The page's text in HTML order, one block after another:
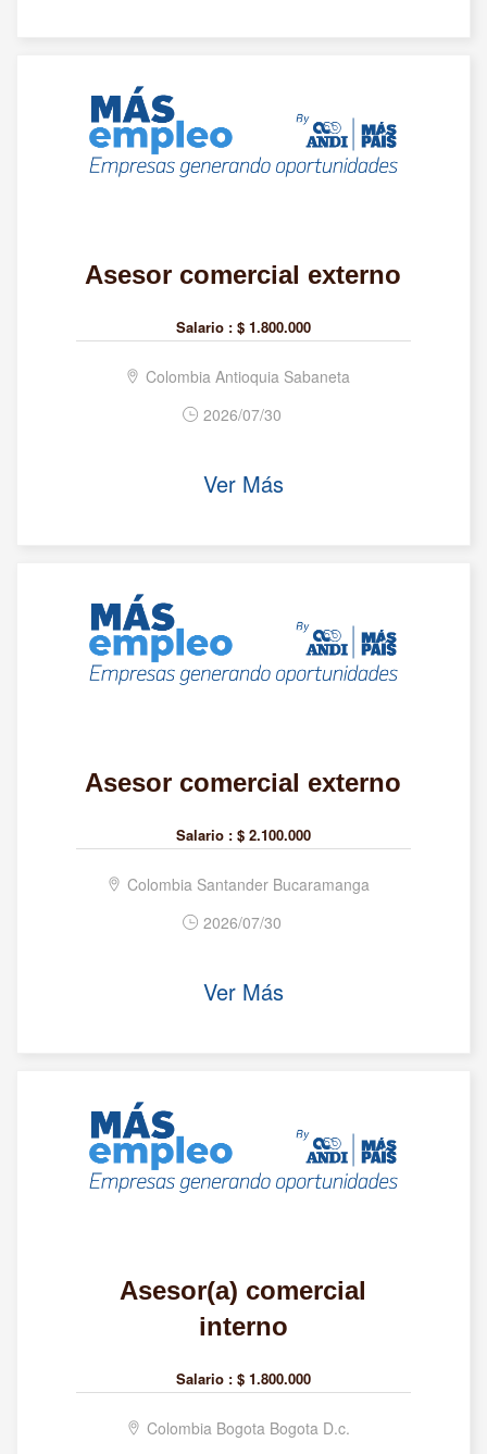
Asesor comercial externo
Salario : $ 1.800.000
Colombia Antioquia Sabaneta
2026/07/30
Ver Más
Asesor comercial externo
Salario : $ 2.100.000
Colombia Santander Bucaramanga
2026/07/30
Ver Más
Asesor(a) comercial
interno
Salario : $ 1.800.000
Colombia Bogota Bogota D.c.